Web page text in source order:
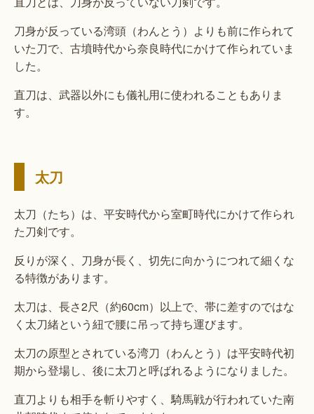
刀身が反っている湾頭（わんとう）よりも前に作られて
いた刀で、古墳時代から奈良時代にかけて作られていま
した。
直刀は、武器以外にも儀礼用に使われることもありま
す。
太刀
太刀（たち）は、平安時代から室町時代にかけて作られ
た刀剣です。
反りが深く、刀身が長く、切先に向かうにつれて細くな
る特徴があります。
太刀は、長さ2尺（約60cm）以上で、帯に差すのではな
く太刀緒という紐で腰に吊って持ち運びます。
太刀の原型とされている湾刀（わんとう）は平安時代初
期から登場し、後に太刀と呼ばれるようになりました。
直刀よりも相手を斬りやすく、騎馬戦が行われていた南